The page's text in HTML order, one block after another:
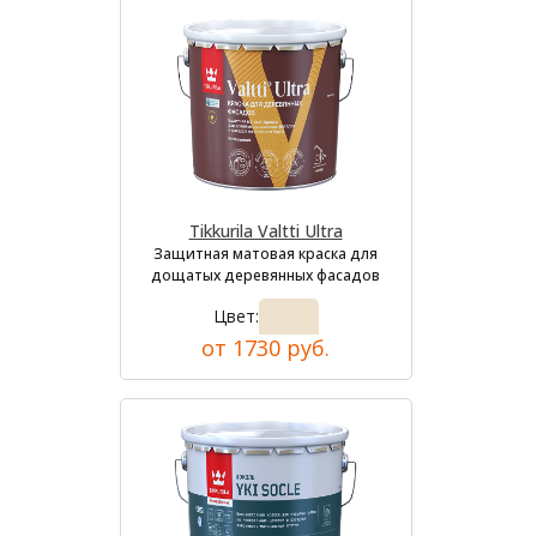
Tikkurila Valtti Ultra
Защитная матовая краска для
дощатых деревянных фасадов
Цвет:
от 1730 руб.